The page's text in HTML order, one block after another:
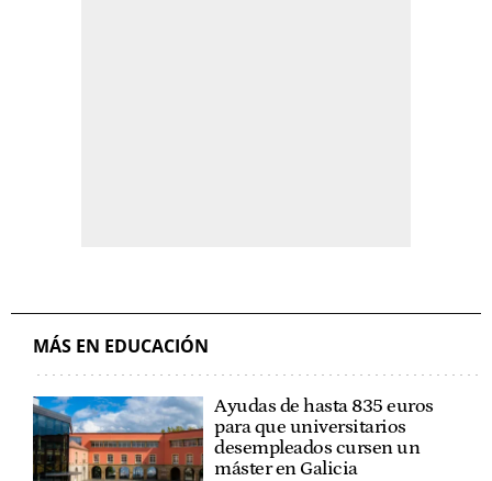
MÁS EN EDUCACIÓN
Ayudas de hasta 835 euros
para que universitarios
desempleados cursen un
máster en Galicia